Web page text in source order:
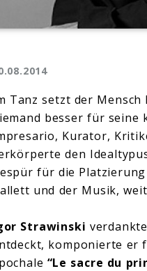
Tanz setzt der
besser für seine
Kurator,
den
für die
und der Musik,
Strawinski
komponierte er
“Le sacre du